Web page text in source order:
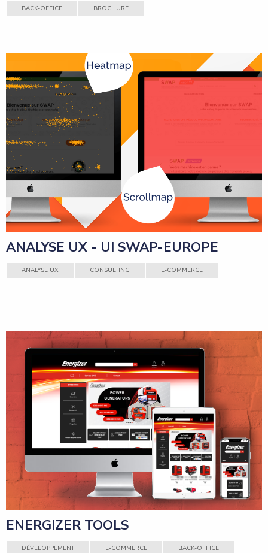
BACK-OFFICE
BROCHURE
ANALYSE UX - UI SWAP-EUROPE
ANALYSE UX CONSULTING E-COMMERCE
ENERGIZER TOOLS
DÉVELOPPEMENT E-COMMERCE BACK-OFFICE